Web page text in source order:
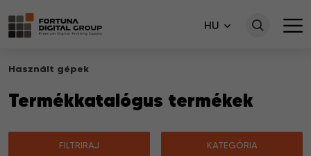
HU
Használt gépek
Termékkatalógus termékek
FILTRIRAJ KATEGÓRIA